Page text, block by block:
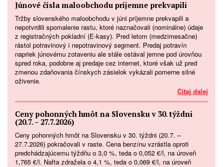
Júnové čísla maloobchodu príjemne prekvapili
Tržby slovenského maloobchodu v júni príjemne prekvapili a
nepotvrdili spomalenie rastu, ktoré naznačovali (nominálne) údaje
z registračných pokladní (E-kasy). Pred letom (medzimesačne)
rástol potravinový i nepotravinový segment. Predaj potravín
napriek júnovému zotaveniu ale stále ostával jemne pod úrovňou
spred roka, podobne aj predaje cez internet, ktoré však už pred
zmenou zdaňovania čínskych zásielok vykázali pomerne silné
oživenie.
Čítaj dalej
Ceny pohonných hmôt na Slovensku v 30. týždni
(20.7. – 27.7.2026)
Ceny pohonných hmôt na Slovensku v 30. týždni (20.7. –
27.7.2026) pokračovali v raste. Cena benzínu vzrástla oproti
predchádzajúcemu týždňu o 3,0 %, teda o 0,052 €/l, na úroveň
1,765 €/l. Nafta zdražela o 4,1 %, teda o 0,069 €/l, na úroveň